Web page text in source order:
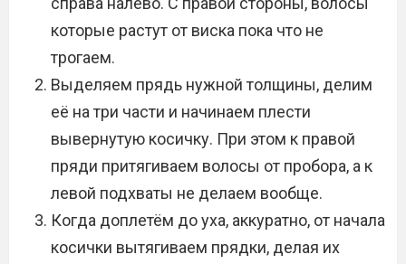
которые растут от виска пока что не
трогаем.
Выделяем прядь нужной толщины, делим
её на три части и начинаем плести
вывернутую косичку. При этом к правой
пряди притягиваем волосы от пробора, а к
левой подхваты не делаем вообще.
Когда доплетём до уха, аккуратно, от начала
косички вытягиваем прядки, делая их